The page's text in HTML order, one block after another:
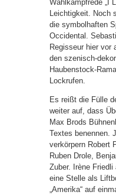
Wahlkampfrede „I
Leichtigkeit. Noch
die symbolhaften
Occidental.
Regisseur hier vor
den szenisch-
Haubenstock-
Lockrufen.
Es reißt die Fülle
weiter auf, dass
Max Brods
Textes benennen.
verkörpern Robert
Ruben Drole,
Zuber. Irène
eine Stelle als
„Amerika“ auf